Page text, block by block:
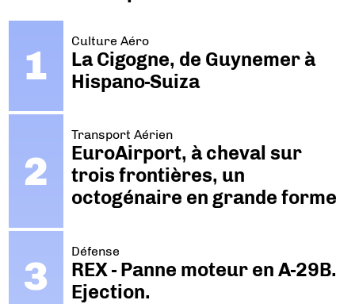
Culture Aéro
La Cigogne, de Guynemer à
Hispano-Suiza
Transport Aérien
EuroAirport, à cheval sur
trois frontières, un
octogénaire en grande forme
Défense
REX - Panne moteur en A-29B.
Ejection.